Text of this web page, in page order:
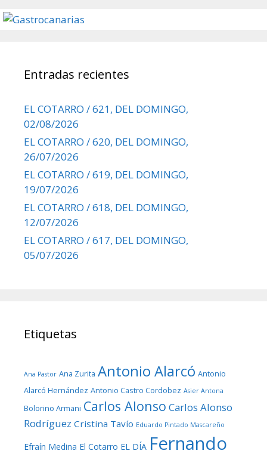
Entradas recientes
EL COTARRO / 621, DEL DOMINGO,
02/08/2026
EL COTARRO / 620, DEL DOMINGO,
26/07/2026
EL COTARRO / 619, DEL DOMINGO,
19/07/2026
EL COTARRO / 618, DEL DOMINGO,
12/07/2026
EL COTARRO / 617, DEL DOMINGO,
05/07/2026
Etiquetas
Ana Pastor Ana Zurita Antonio Alarcó Antonio
Alarcó Hernández Antonio Castro Cordobez Asier Antona
Bolorino Armani Carlos Alonso Carlos Alonso
Rodríguez Cristina Tavío Eduardo Pintado Mascareño
Efraín Medina El Cotarro EL DÍA Fernando